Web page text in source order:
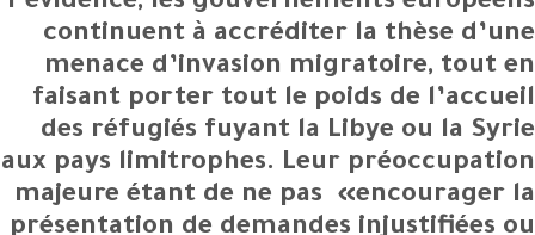
continuent à accréditer la thèse d’une
menace d’invasion migratoire, tout en
faisant porter tout le poids de l’accueil
des réfugiés fuyant la Libye ou la Syrie
aux pays limitrophes. Leur préoccupation
majeure étant de ne pas «encourager la
présentation de demandes injustifiées ou